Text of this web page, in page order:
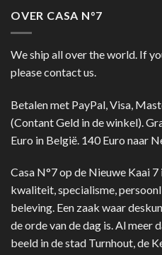
OVER CASA N°7
We ship all over the world. If
please contact us.
Betalen met PayPal, Visa,
(Contant Geld in de winkel).
Euro in België. 140 Euro naar
Casa N°7 op de Nieuwe Kaai
kwaliteit, specialisme,
beleving. Een zaak waar
de orde van de dag is. Al meer
beeld in de stad Turnhout, de